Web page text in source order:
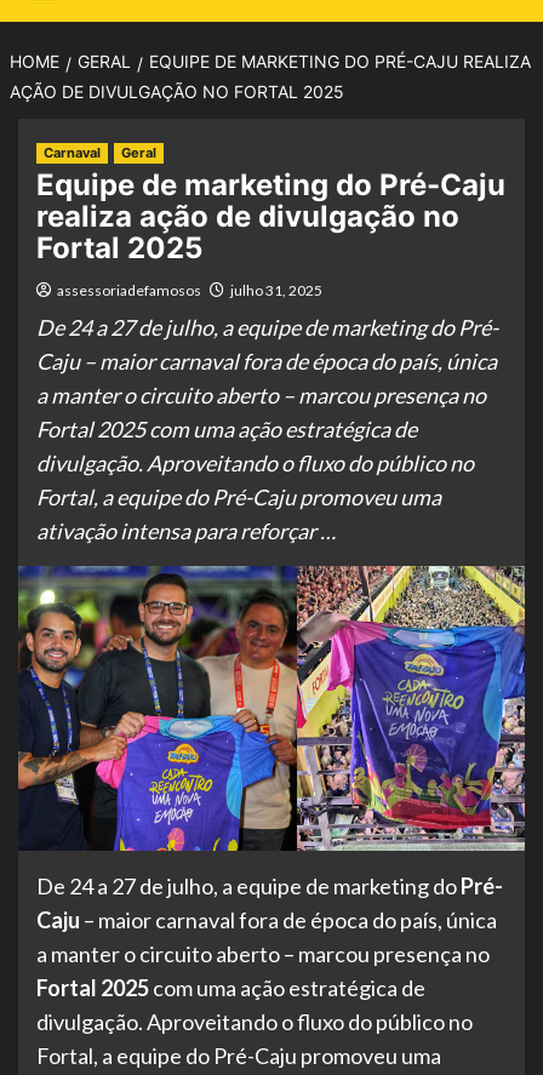
HOME GERAL
EQUIPE DE MARKETING DO PRÉ-CAJU REALIZA
AÇÃO DE DIVULGAÇÃO NO FORTAL 2025
Carnaval Geral
Equipe de marketing do Pré-Caju
realiza ação de divulgação no
Fortal 2025
assessoriadefamosos julho 31, 2025
De 24 a 27 de julho, a equipe de marketing do Pré-
Caju – maior carnaval fora de época do país, única
a manter o circuito aberto – marcou presença no
Fortal 2025 com uma ação estratégica de
divulgação. Aproveitando o fluxo do público no
Fortal, a equipe do Pré-Caju promoveu uma
ativação intensa para reforçar …
De 24 a 27 de julho, a equipe de marketing doPré-
Caju – maior carnaval fora de época do país, única
a manter o circuito aberto – marcou presença no
Fortal 2025com uma ação estratégica de
divulgação. Aproveitando o fluxo do público no
Fortal, a equipe do Pré-Caju promoveu uma